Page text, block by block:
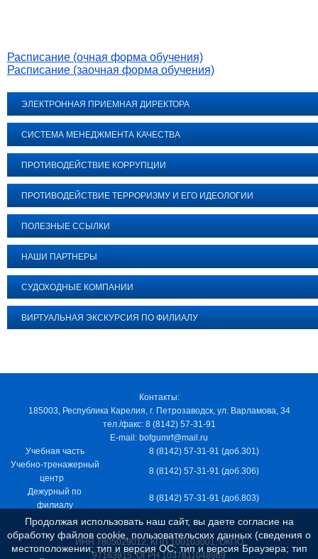
Расписание (очная форма обучения)
Расписание (заочная форма обучения)
ЭЛЕКТРОННАЯ ПРИЕМНАЯ ДИРЕКТОРА
СИСТЕМА МЕНЕДЖМЕНТА КАЧЕСТВА
ПРОТИВОДЕЙСТВИЕ КОРРУПЦИИ
ПРОТИВОДЕЙСТВИЕ ТЕРРОРИЗМУ И ЕГО ИДЕОЛОГИИ
ПОЛЕЗНЫЕ ССЫЛКИ
НАШИ ПАРТНЕРЫ
СУДОХОДНЫЕ КОМПАНИИ
ВИРТУАЛЬНАЯ ЭКСКУРСИЯ ПО ФИЛИАЛУ
Контакты:
185003, Республика Карелия, г. Петрозаводск, ул. Варламова, 34
тел./факс: 8 (8142) 57-31-91
E-mail: bofgumrf@mail.ru
Учебная часть
8 (8142) 57-31-91 (доб.301)
Учебно-тренажерный
центр
8 (8142) 57-31-91 (доб.306)
Дежурный по
филиалу
8 (8142) 57-31-91 (доб.803)
ИНН 7805029012, КПП 100103001, ОКПО
97163915, ОГРН 1037811048989
Продолжая использовать наш сайт, вы даете согласие на
обработку файлов cookie, пользовательских данных (сведения о
местоположении; тип и версия ОС; тип и версия Браузера; тип